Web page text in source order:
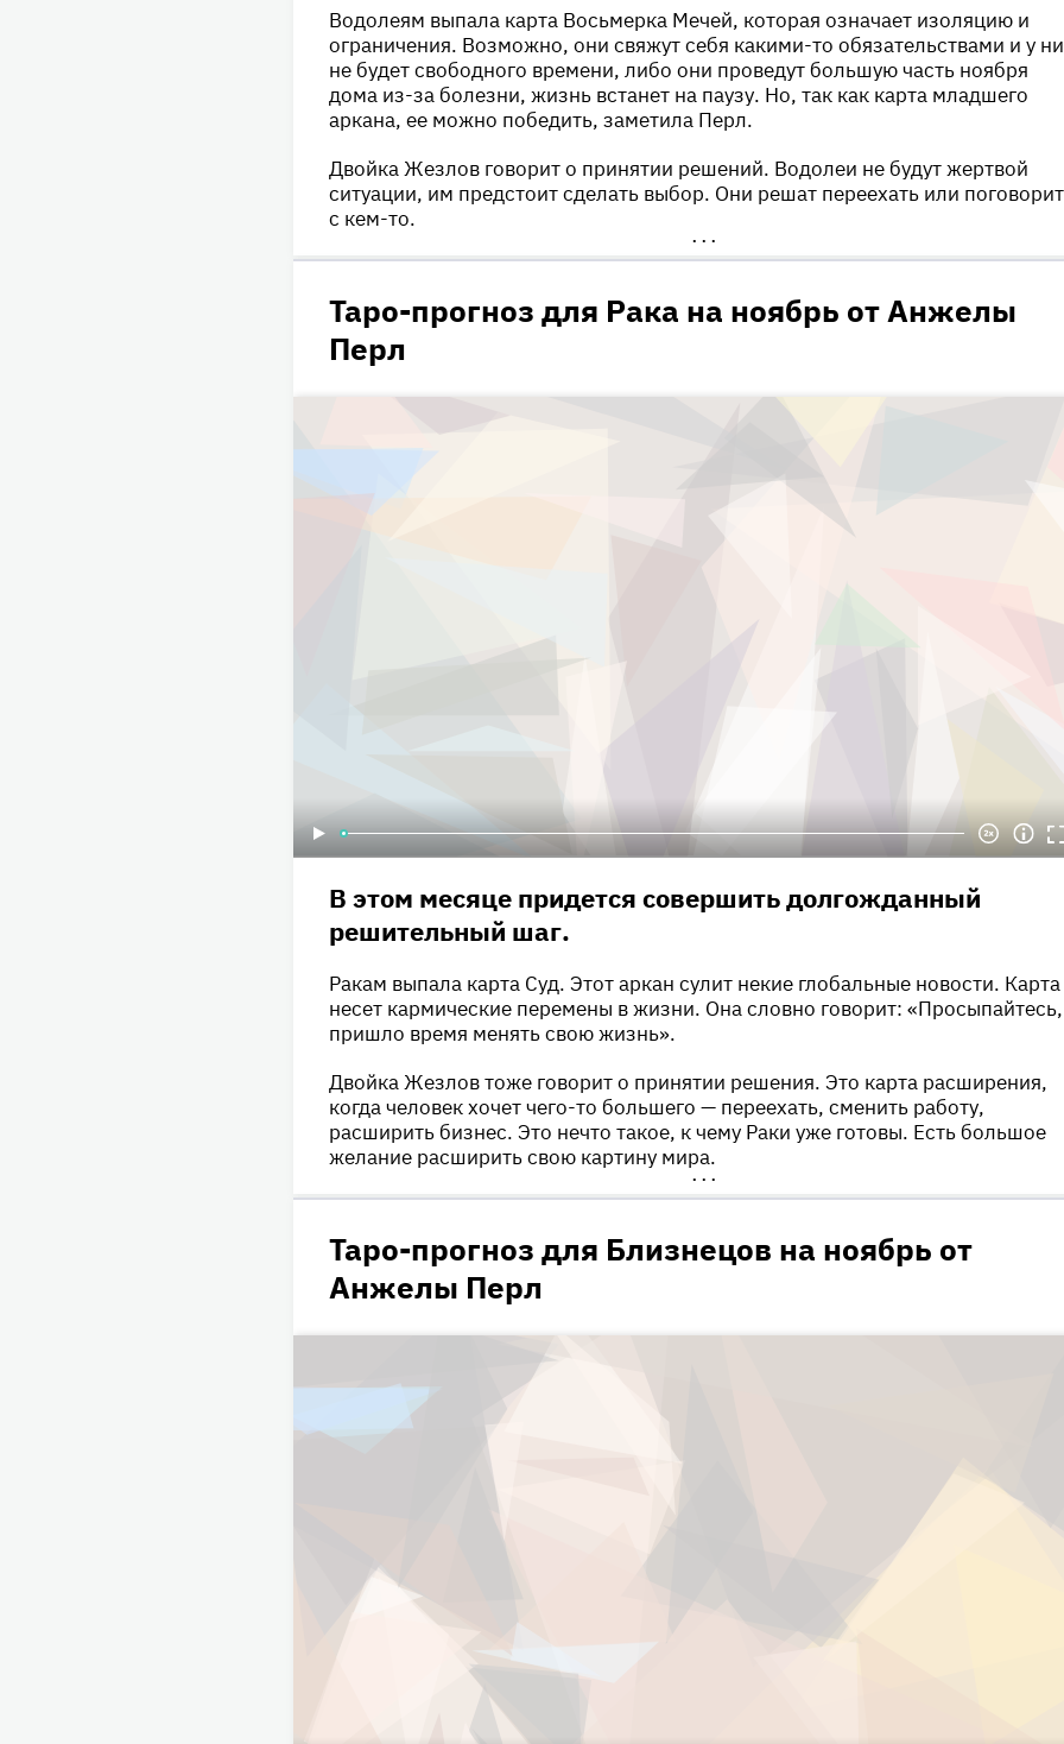
Водолеям выпала карта Восьмерка Мечей, которая означает изоляцию и
ограничения. Возможно, они свяжут себя какими-то обязательствами и у
не будет свободного времени, либо они проведут большую часть ноября
дома из-за болезни, жизнь встанет на паузу. Но, так как карта младшего
аркана, ее можно победить, заметила Перл.
Двойка Жезлов говорит о принятии решений. Водолеи не будут жертвой
ситуации, им предстоит сделать выбор. Они решат переехать или
с кем-то.
•••
Таро-прогноз для Рака на ноябрь от Анжелы
Перл
В этом месяце придется совершить долгожданный
решительный шаг.
Ракам выпала карта Суд. Этот аркан сулит некие глобальные новости. Карта
несет кармические перемены в жизни. Она словно говорит: «Просыпайтесь,
пришло время менять свою жизнь».
Двойка Жезлов тоже говорит о принятии решения. Это карта расширения,
когда человек хочет чего-то большего — переехать, сменить работу,
расширить бизнес. Это нечто такое, к чему Раки уже готовы. Есть большое
желание расширить свою картину мира.
•••
Таро-прогноз для Близнецов на ноябрь от
Анжелы Перл